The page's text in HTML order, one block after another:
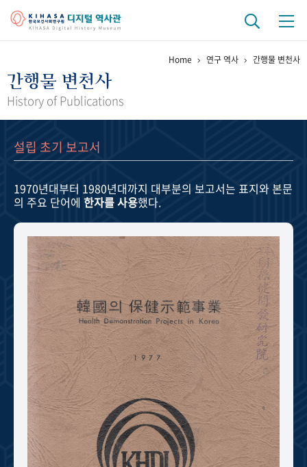
걸어온 길 기관 변천사
정책과 연구 키워드로 보는 연구 역사
연구자들
기록물 아카이브
사진 아카이브 문서 기록물 행정박물 영상 기록물
주년 기념
성과 50선 숫자로 보는 50년 50+1주년 광장
세계와 함께 한 KIHASA
VR 역사관
Home 연구 역사 간행물 변천사
간행물 변천사
History of Publications
설립 초기 보고서
1970년대부터 1980년대까지 대부분의 보고서는 표지와 본문
의 주요 단어에 한자를 사용했다.